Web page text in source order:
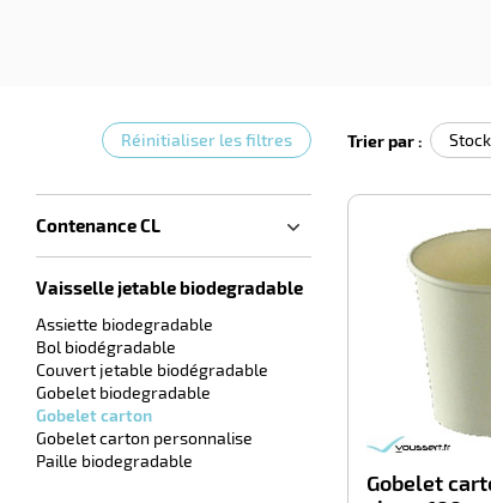
Trier par :
Réinitialiser les filtres
Contenance CL
Vaisselle jetable biodegradable
Assiette biodegradable
Bol biodégradable
Couvert jetable biodégradable
Gobelet biodegradable
Gobelet carton
Gobelet carton personnalise
Paille biodegradable
Gobelet